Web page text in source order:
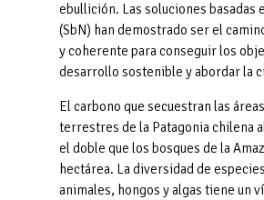
ebullición. Las soluciones basadas
(SbN) han demostrado ser el
y coherente para conseguir los
desarrollo sostenible y abordar la
El carbono que secuestran las
terrestres de la Patagonia chilena
el doble que los bosques de la
hectárea. La diversidad de
animales, hongos y algas tiene un